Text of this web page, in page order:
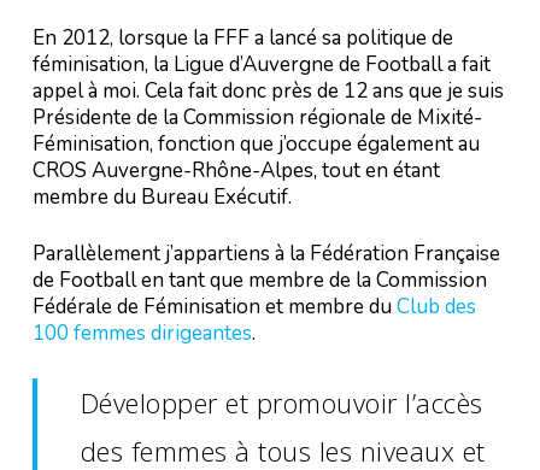
En 2012, lorsque la FFF a lancé sa politique de
féminisation, la Ligue d’Auvergne de Football a fait
appel à moi. Cela fait donc près de 12 ans que je suis
Présidente de la Commission régionale de Mixité-
Féminisation, fonction que j’occupe également au
CROS Auvergne-Rhône-Alpes, tout en étant
membre du Bureau Exécutif.
Parallèlement j’appartiens à la Fédération Française
de Football en tant que membre de la Commission
Fédérale de Féminisation et membre duClub des
100 femmes dirigeantes.
Développer et promouvoir l’accès
des femmes à tous les niveaux et